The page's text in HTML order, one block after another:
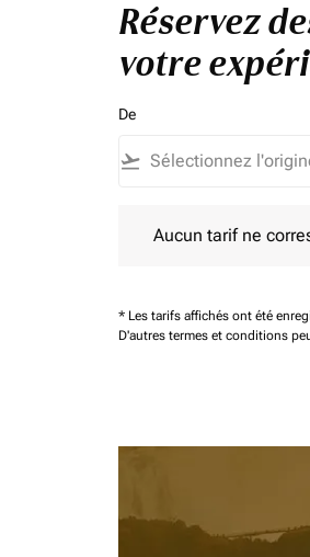
Réservez
votre
De
flight_takeoff
Aucun tarif ne
* Les tarifs affichés ont été
D'autres termes et conditions